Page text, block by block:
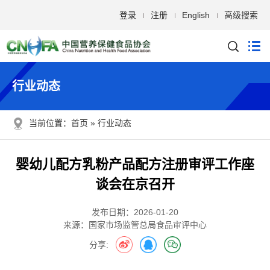
登录 注册 English 高级搜索
行业动态
当前位置： 首页 行业动态
婴幼儿配方乳粉产品配方注册审评工作座
谈会在京召开
发布日期：2026-01-20
来源：
国家市场监管总局食品审评中心
分享: